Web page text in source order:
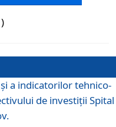
a indicatorilor tehnico-
de investiții Spital